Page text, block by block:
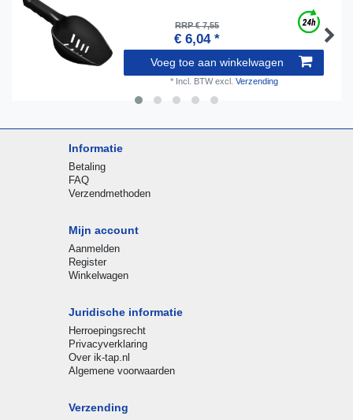
RRP € 7,55
€ 6,04 *
Voeg toe aan winkelwagen
* Incl. BTWexcl. Verzending
Informatie
Betaling
FAQ
Verzendmethoden
Mijn account
Aanmelden
Register
Winkelwagen
Juridische informatie
Herroepingsrecht
Privacyverklaring
Over ik-tap.nl
Algemene voorwaarden
Verzending